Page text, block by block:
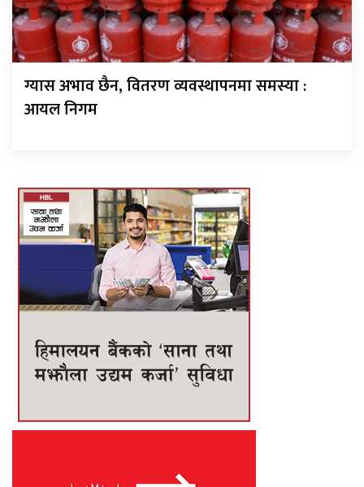
ग्यास अभाव छैन, वितरण व्यवस्थापनमा समस्या :
आयल निगम